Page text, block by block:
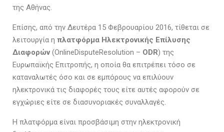
της Αθήνας.
Επίσης, από την Δευτέρα 15 Φεβρουαρίου 2016, τίθεται σε
λειτουργία η πλατφόρμα Ηλεκτρονικής Επίλυσης
Διαφορών (OnlineDisputeResolution – ODR) της
Ευρωπαϊκής Επιτροπής, η οποία θα επιτρέπει τόσο σε
καταναλωτές όσο και σε εμπόρους να επιλύουν
ηλεκτρονικά τις διαφορές τους είτε αυτές αφορούν σε
εγχώριες είτε σε διασυνοριακές συναλλαγές.
Η πλατφόρμα είναι προσβάσιμη στην ηλεκτρονική